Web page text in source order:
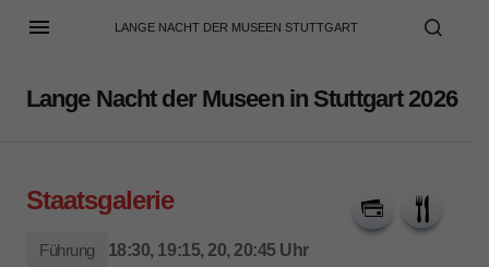
LANGE NACHT DER MUSEEN STUTTGART
Lange Nacht der Museen in Stuttgart 2026
Staatsgalerie
Führung 18:30, 19:15, 20, 20:45 Uhr